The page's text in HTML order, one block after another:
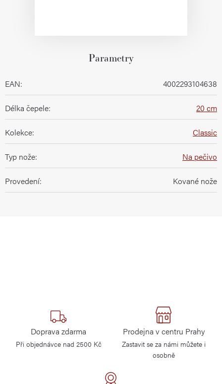
Parametry
EAN: 4002293104638
Délka čepele: 20 cm
Kolekce: Classic
Typ nože: Na pečivo
Provedení: Kované nože
Doprava zdarma
Při objednávce nad 2500 Kč
Prodejna v centru Prahy
Zastavit se za námi můžete i
osobně